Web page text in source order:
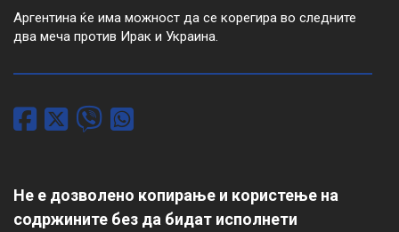
Аргентина ќе има можност да се корегира во следните
два меча против Ирак и Украина.
Не е дозволено копирање и користење на
содржините без да бидат исполнети